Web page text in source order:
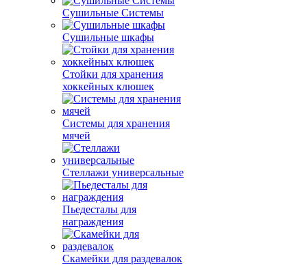
Сушильные Системы
Сушильные шкафы
Стойки для хранения
хоккейных клюшек
Системы для хранения
мячей
Стеллажи универсальные
Пьедесталы для
награждения
Скамейки для раздевалок